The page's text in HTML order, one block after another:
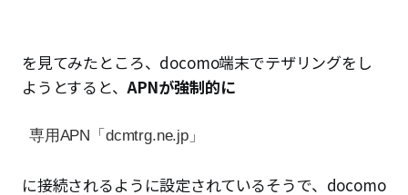
を見てみたところ、docomo端末でテザリングをし
ようとすると、 APNが強制的に
専用APN「dcmtrg.ne.jp」
に接続されるように設定されているそうで、docomo